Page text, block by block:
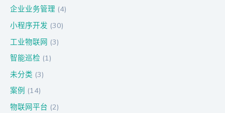
企业业务管理 (4)
小程序开发 (30)
工业物联网 (3)
智能巡检 (1)
未分类 (3)
案例 (14)
物联网平台 (2)